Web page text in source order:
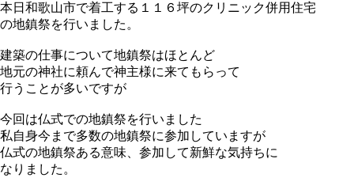
本日和歌山市で着工する１１６坪のクリニック併用住宅
の地鎮祭を行いました。
建築の仕事について地鎮祭はほとんど
地元の神社に頼んで神主様に来てもらって
行うことが多いですが
今回は仏式での地鎮祭を行いました
私自身今まで多数の地鎮祭に参加していますが
仏式の地鎮祭ある意味、参加して新鮮な気持ちに
なりました。